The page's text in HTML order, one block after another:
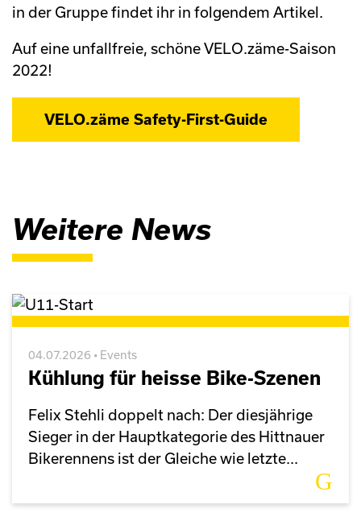
in der Gruppe findet ihr in folgendem Artikel.
Auf eine unfallfreie, schöne VELO.zäme-Saison
2022!
VELO.zäme Safety-First-Guide
Weitere News
04.07.2026 • Events
Kühlung für heisse Bike-Szenen
Felix Stehli doppelt nach: Der diesjährige
Sieger in der Hauptkategorie des Hittnauer
Bikerennens ist der Gleiche wie letzte...